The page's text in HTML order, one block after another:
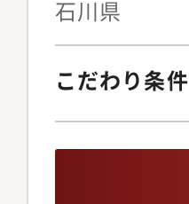
石川県
こだわり条件